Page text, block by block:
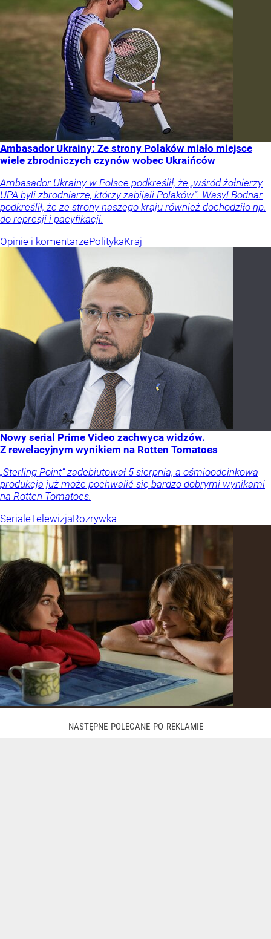
Ambasador Ukrainy: Ze strony Polaków miało miejsce
wiele zbrodniczych czynów wobec Ukraińców
Ambasador Ukrainy w Polsce podkreślił, że „wśród żołnierzy
UPA byli zbrodniarze, którzy zabijali Polaków”. Wasyl Bodnar
podkreślił, że ze strony naszego kraju również dochodziło np.
do represji i pacyfikacji.
Opinie i komentarzePolitykaKraj
Nowy serial Prime Video zachwyca widzów.
Z rewelacyjnym wynikiem na Rotten Tomatoes
„Sterling Point” zadebiutował 5 sierpnia, a ośmioodcinkowa
produkcja już może pochwalić się bardzo dobrymi wynikami
na Rotten Tomatoes.
SerialeTelewizjaRozrywka